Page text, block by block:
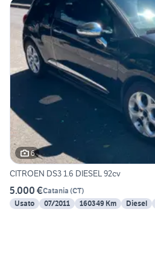
6
CITROEN DS3 1.6 DIESEL 92cv
5.000 €Catania (CT)
Usato
07/2011 160349 Km Diesel